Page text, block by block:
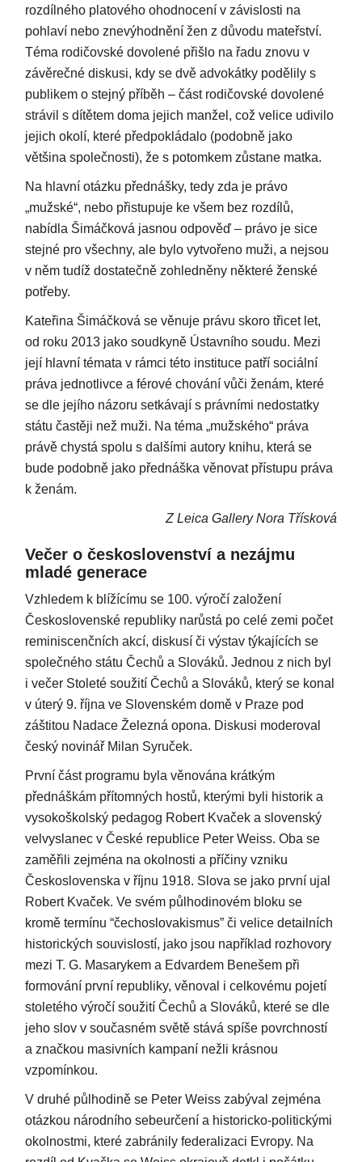
rozdílného platového ohodnocení v závislosti na
pohlaví nebo znevýhodnění žen z důvodu mateřství.
Téma rodičovské dovolené přišlo na řadu znovu v
závěrečné diskusi, kdy se dvě advokátky podělily s
publikem o stejný příběh – část rodičovské dovolené
strávil s dítětem doma jejich manžel, což velice udivilo
jejich okolí, které předpokládalo (podobně jako
většina společnosti), že s potomkem zůstane matka.
Na hlavní otázku přednášky, tedy zda je právo
„mužské“, nebo přistupuje ke všem bez rozdílů,
nabídla Šimáčková jasnou odpověď – právo je sice
stejné pro všechny, ale bylo vytvořeno muži, a nejsou
v něm tudíž dostatečně zohledněny některé ženské
potřeby.
Kateřina Šimáčková se věnuje právu skoro třicet let,
od roku 2013 jako soudkyně Ústavního soudu. Mezi
její hlavní témata v rámci této instituce patří sociální
práva jednotlivce a férové chování vůči ženám, které
se dle jejího názoru setkávají s právními nedostatky
státu častěji než muži. Na téma „mužského“ práva
právě chystá spolu s dalšími autory knihu, která se
bude podobně jako přednáška věnovat přístupu práva
k ženám.
Z Leica Gallery Nora Třísková
Večer o českoslovenství a nezájmu
mladé generace
Vzhledem k blížícímu se 100. výročí založení
Československé republiky narůstá po celé zemi počet
reminiscenčních akcí, diskusí či výstav týkajících se
společného státu Čechů a Slováků. Jednou z nich byl
i večer Stoleté soužití Čechů a Slováků, který se konal
v úterý 9. října ve Slovenském domě v Praze pod
záštitou Nadace Železná opona. Diskusi moderoval
český novinář Milan Syruček.
První část programu byla věnována krátkým
přednáškám přítomných hostů, kterými byli historik a
vysokoškolský pedagog Robert Kvaček a slovenský
velvyslanec v České republice Peter Weiss. Oba se
zaměřili zejména na okolnosti a příčiny vzniku
Československa v říjnu 1918. Slova se jako první ujal
Robert Kvaček. Ve svém půlhodinovém bloku se
kromě termínu “čechoslovakismus” či velice detailních
historických souvislostí, jako jsou například rozhovory
mezi T. G. Masarykem a Edvardem Benešem při
formování první republiky, věnoval i celkovému pojetí
stoletého výročí soužití Čechů a Slováků, které se dle
jeho slov v současném světě stává spíše povrchností
a značkou masivních kampaní nežli krásnou
vzpomínkou.
V druhé půlhodině se Peter Weiss zabýval zejména
otázkou národního sebeurčení a historicko-politickými
okolnostmi, které zabránily federalizaci Evropy. Na